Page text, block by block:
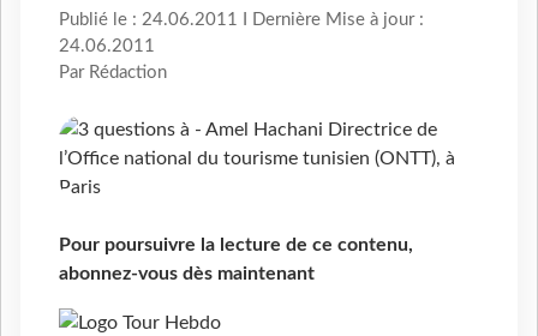
Publié le : 24.06.2011 I Dernière Mise à jour :
24.06.2011
Par Rédaction
Pour poursuivre la lecture de ce contenu,
abonnez-vous dès maintenant